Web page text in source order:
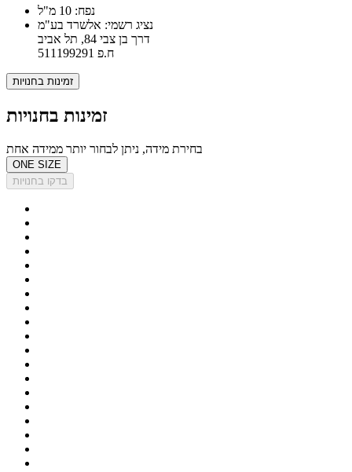
נפח: 10 מ"ל
נציג רשמי: אלשרד בע"מ
דרך בן צבי 84, תל אביב
ח.פ 511199291
זמינות בחנויות
זמינות בחנויות
בחירת מידה, ניתן לבחור יותר ממידה אחת
ONE SIZE
בדקו בחנויות